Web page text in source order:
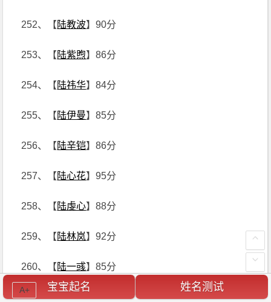
252、【陆教波】90分
253、【陆紫煦】86分
254、【陆祎华】84分
255、【陆伊曼】85分
256、【陆辛铠】86分
257、【陆心花】95分
258、【陆虔心】88分
259、【陆林岚】92分
260、【陆一彧】85分
261、【陆楷雲】99分
宝宝起名 姓名测试
A+